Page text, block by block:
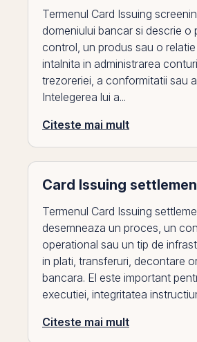
Termenul Card Issuing
domeniului bancar si descrie o
control, un produs sau o
intalnita in administrarea
trezoreriei, a conformitatii sau
Intelegerea lui a...
Citeste mai mult
Card Issuing
Termenul Card Issuing
desemneaza un proces, un
operational sau un tip de
in plati, transferuri, decontare
bancara. El este important
executiei, integritatea
Citeste mai mult